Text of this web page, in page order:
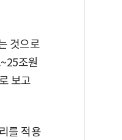
것으로
조원
보고
를 적용